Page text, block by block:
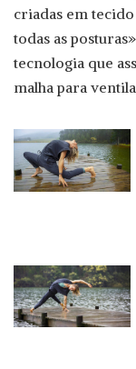
criadas em
todas as
tecnologia que
malha para